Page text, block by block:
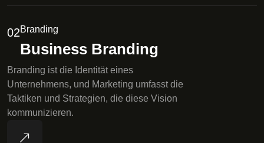
02Branding
Business Branding
Branding ist die Identität eines
Unternehmens, und Marketing umfasst die
Taktiken und Strategien, die diese Vision
kommunizieren.